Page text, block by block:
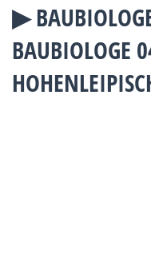
▶︎
BAUBIOLOGE